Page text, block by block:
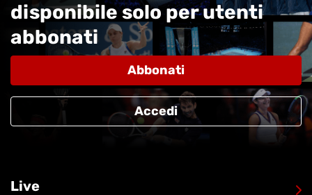
disponibile solo per utenti
abbonati
Abbonati
Accedi
Live